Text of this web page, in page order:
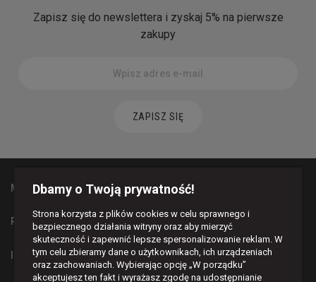
Zapisz się do newslettera i zyskaj 5% na pierwsze
zakupy
ZAPISZ SIĘ
MAPA STRONY
PŁATNOŚCI I DOSTAWA
INFORMACJE
Dbamy o Twoją prywatność!
Strona korzysta z plików cookies w celu sprawnego i
bezpiecznego działania witryny oraz aby mierzyć
skuteczność i zapewnić lepsze spersonalizowanie reklam. W
tym celu zbieramy dane o użytkownikach, ich urządzeniach
oraz zachowaniach. Wybierając opcję „W porządku”
akceptujesz ten fakt i wyrażasz zgodę na udostępnianie